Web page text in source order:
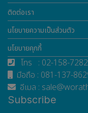
ติดต่อเรา
นโยบายความเป็นส่วนตัว
นโยบายคุกกี้
โทร : 02-158-7282
มือถือ : 081-137-
อีเมล :
Subscribe